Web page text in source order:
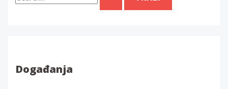
r
:Događanja